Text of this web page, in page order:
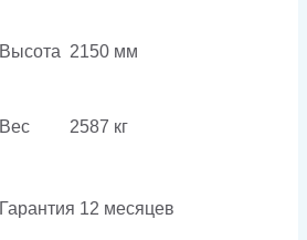
Высота 2150 мм
Вес 2587 кг
Гарантия 12 месяцев